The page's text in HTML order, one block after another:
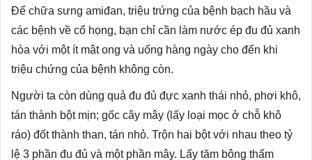
Để chữa sưng amiđan, triệu trứng của bệnh bạch hầu và
các bệnh về cổ họng, bạn chỉ cần làm nước ép đu đủ xanh
hòa với một ít mật ong và uống hàng ngày cho đến khi
triệu chứng của bệnh không còn.
Người ta còn dùng quả đu đủ đực xanh thái nhỏ, phơi khô,
tán thành bột mịn; gốc cây mây (lấy loại mọc ở chỗ khô
ráo) đốt thành than, tán nhỏ. Trộn hai bột với nhau theo tỷ
lệ 3 phần đu đủ và một phần mây. Lấy tăm bông thấm